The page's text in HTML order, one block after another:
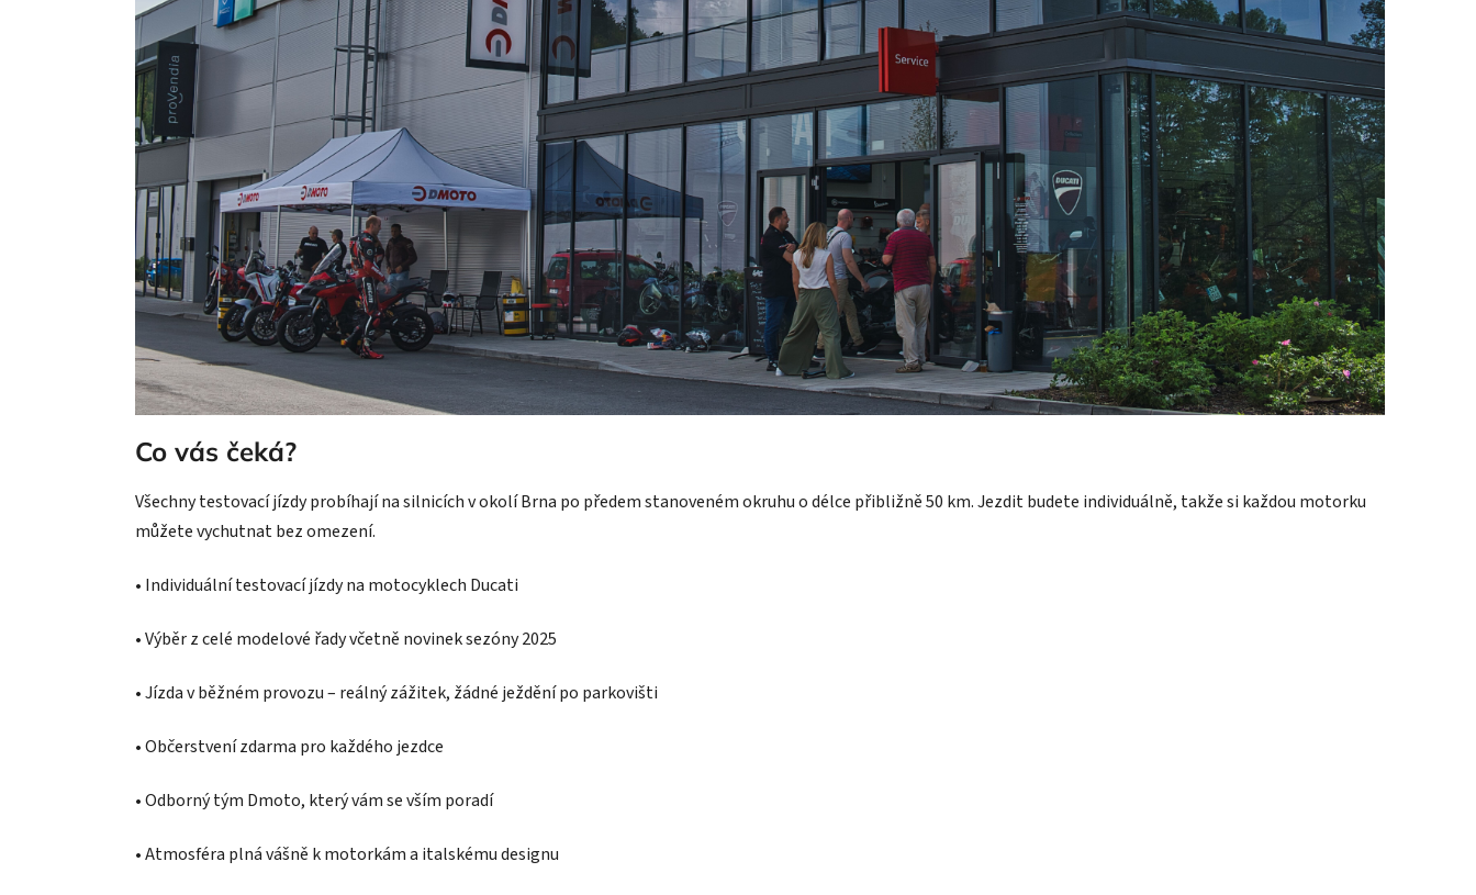
Co vás čeká?
Všechny testovací jízdy probíhají na silnicích v okolí Brna po předem stanoveném okruhu o délce přibližně 50 km. Jezdit budete individuálně, takže si každou motorku
můžete vychutnat bez omezení.
• Individuální testovací jízdy na motocyklech Ducati
• Výběr z celé modelové řady včetně novinek sezóny 2025
• Jízda v běžném provozu – reálný zážitek, žádné ježdění po parkovišti
• Občerstvení zdarma pro každého jezdce
• Odborný tým Dmoto, který vám se vším poradí
• Atmosféra plná vášně k motorkám a italskému designu